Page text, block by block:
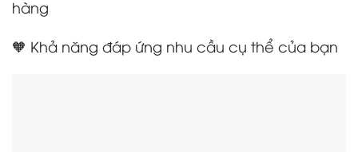
hàng
🧡 Khả năng đáp ứng nhu cầu cụ thể của bạn